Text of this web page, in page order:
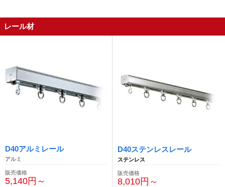
レール材
D40アルミレール
アルミ
販売価格
5,140円～
D40ステンレスレール
ステンレス
販売価格
8,010円～